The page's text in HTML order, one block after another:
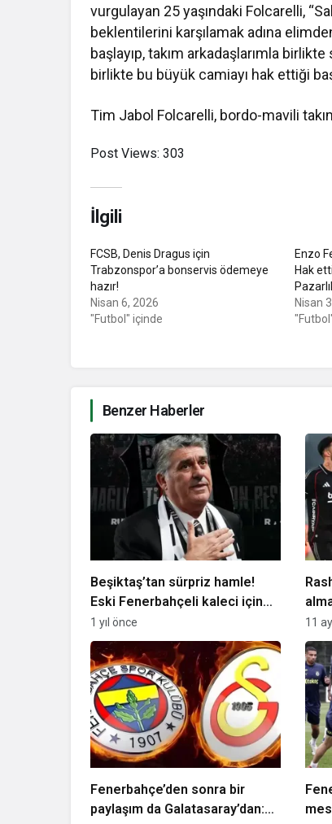
vurgulayan 25 yaşındaki Folcarelli,
beklentilerini karşılamak adına
başlayıp, takım arkadaşlarımla
birlikte bu büyük camiayı hak ettiği
Tim Jabol Folcarelli, bordo-mavili
Post Views: 303
İlgili
FCSB, Denis Dragus için
Trabzonspor’a bonservis ödemeye
hazır!
Nisan 6, 2026
"Futbol" içinde
Enzo
Hak
Nisan
Benzer Haberler
Beşiktaş’tan sürpriz hamle!
Eski Fenerbahçeli kaleci için
görüşmeler başladı
1 yıl önce 11
Fenerbahçe’den sonra bir
paylaşım da Galatasaray’dan: